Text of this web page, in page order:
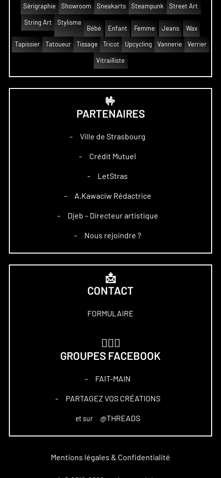
Sérigraphie Showroom Sneakarts Steampunk Street Art
String Art
Stylisme
Bébé
Enfant Femme Jeans Wax
Tapissier Tatoueur Tissage Tricot Upcycling Vannerie Verrier
Vitrailliste
🤟
PARTENAIRES
– Ville de Strasbourg
– Crédit Mutuel
– LetStras
– A.Kawaciw Rédactrice
– Djeb – Directeur artistique
– Nous rejoindre ?
📩
CONTACT
FORMULAIRE
GROUPES FACEBOOK
– FAIT-MAIN
– PARTAGEZ VOS CRÉATIONS
et sur @THREADS
Mentions légales & Confidentialité